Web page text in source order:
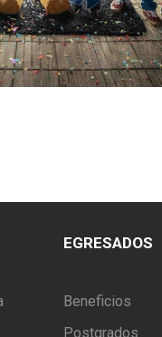
EGRESADOS
Beneficios
Postgrados